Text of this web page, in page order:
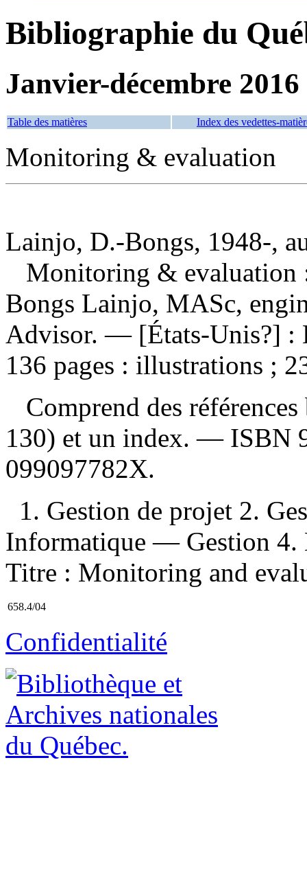
Bibliographie du
Janvier-décembre 2016
Table des matières Index des vedettes-
Monitoring & evaluation
Lainjo, D.-Bongs, 1948-,
Monitoring & evaluation
Bongs Lainjo, MASc,
Advisor. — [États-Unis?]
136 pages : illustrations ;
Comprend des
130) et un index. — ISBN
099097782X.
1. Gestion de projet 2.
Informatique — Gestion 4.
Titre : Monitoring and
658.4/04
Confidentialité